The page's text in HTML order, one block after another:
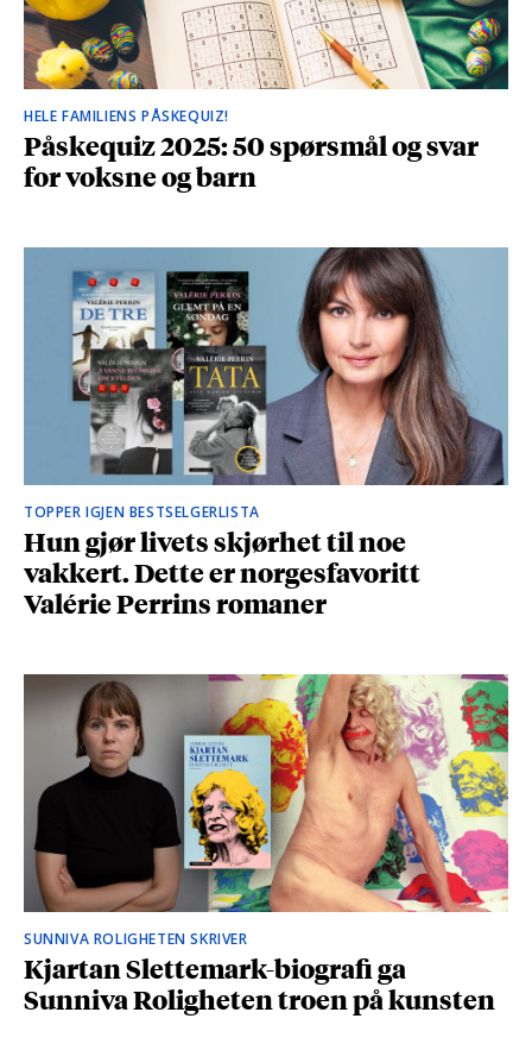
HELE FAMILIENS PÅSKEQUIZ!
Påskequiz 2025: 50 spørsmål og svar
for voksne og barn
TOPPER IGJEN BESTSELGERLISTA
Hun gjør livets skjørhet til noe
vakkert. Dette er norgesfavoritt
Valérie Perrins romaner
SUNNIVA ROLIGHETEN SKRIVER
Kjartan Slettemark-biografi ga
Sunniva Roligheten troen på kunsten